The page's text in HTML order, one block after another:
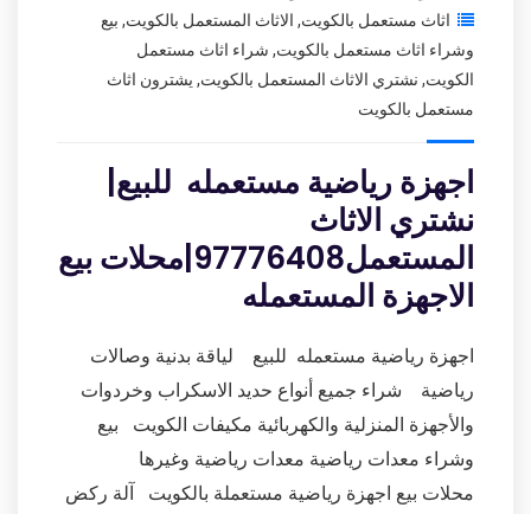
اثاث مستعمل بالكويت, الاثاث المستعمل بالكويت, بيع
وشراء اثاث مستعمل بالكويت, شراء اثاث مستعمل
الكويت, نشتري الاثاث المستعمل بالكويت, يشترون اثاث
مستعمل بالكويت
اجهزة رياضية مستعمله للبيع|
نشتري الاثاث
المستعمل97776408|محلات بيع
الاجهزة المستعمله
اجهزة رياضية مستعمله للبيع لياقة بدنية وصالات
رياضية شراء جميع أنواع حديد الاسكراب وخردوات
والأجهزة المنزلية والكهربائية مكيفات الكويت بيع
وشراء معدات رياضية معدات رياضية وغيرها
محلات بيع اجهزة رياضية مستعملة بالكويت آلة ركض